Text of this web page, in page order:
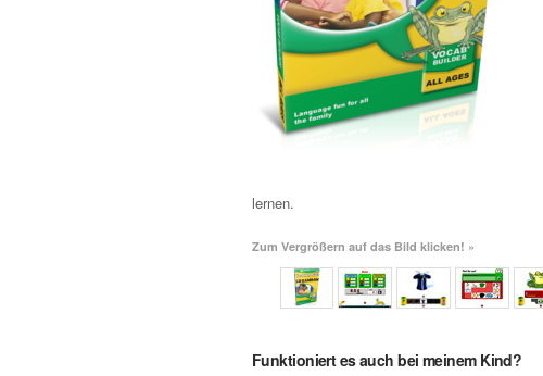
lernen.
Zum Vergrößern auf das Bild klicken! »
Funktioniert es auch bei meinem Kind?